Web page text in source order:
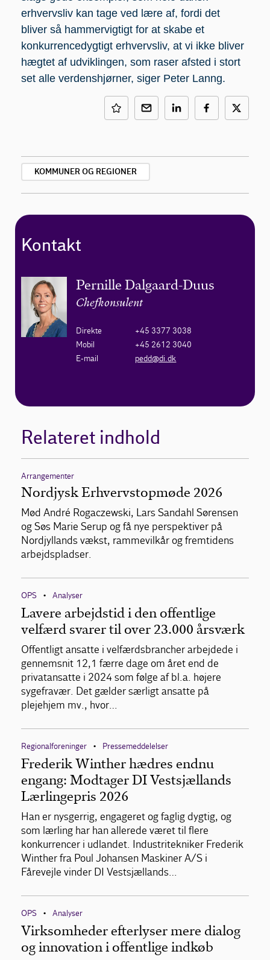
erhvervsliv kan tage ved lære af, fordi det
bliver så hammervigtigt for at skabe et
konkurrencedygtigt erhvervsliv, at vi ikke bliver
hægtet af udviklingen, som raser afsted i stort
set alle verdenshjørner, siger Peter Lanng.
KOMMUNER OG REGIONER
Kontakt
Pernille Dalgaard-Duus
Chefkonsulent
Direkte
+45 3377 3038
Mobil
+45 2612 3040
E-mail
pedd@di.dk
Relateret indhold
Arrangementer
Nordjysk Erhvervstopmøde 2026
Mød André Rogaczewski, Lars Sandahl Sørensen
og Søs Marie Serup og få nye perspektiver på
Nordjyllands vækst, rammevilkår og fremtidens
arbejdspladser.
OPS • Analyser
Lavere arbejdstid i den offentlige
velfærd svarer til over 23.000 årsværk
Offentligt ansatte i velfærdsbrancher arbejdede i
gennemsnit 12,1 færre dage om året end de
privatansatte i 2024 som følge af bl.a. højere
sygefravær. Det gælder særligt ansatte på
plejehjem mv., hvor…
Regionalforeninger • Pressemeddelelser
Frederik Winther hædres endnu
engang: Modtager DI Vestsjællands
Lærlingepris 2026
Han er nysgerrig, engageret og faglig dygtig, og
som lærling har han allerede været til flere
konkurrencer i udlandet. Industritekniker Frederik
Winther fra Poul Johansen Maskiner A/S i
Fårevejle vinder DI Vestsjællands…
OPS • Analyser
Virksomheder efterlyser mere dialog
og innovation i offentlige indkøb